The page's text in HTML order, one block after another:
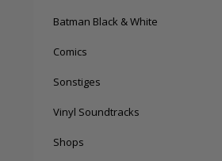
Batman Black & White
Comics
Sonstiges
Vinyl Soundtracks
Shops